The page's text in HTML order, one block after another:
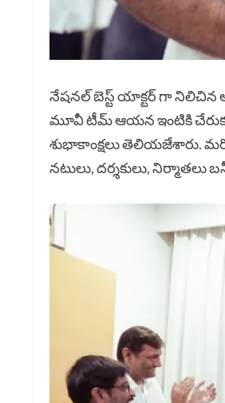
నేషనల్ బెస్ట్ యాక్టర్ గా నిలిచిన
మూవీ టీమ్ ఆయన ఇంటికి
శుభాకాంక్షలు తెలియజేశారు.
నటులు, దర్శకులు, నిర్మాతలు